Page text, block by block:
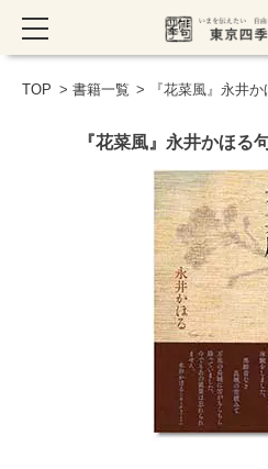
TOP > 書籍一覧 > 『花菜風』永井
『花菜風』永井かほる